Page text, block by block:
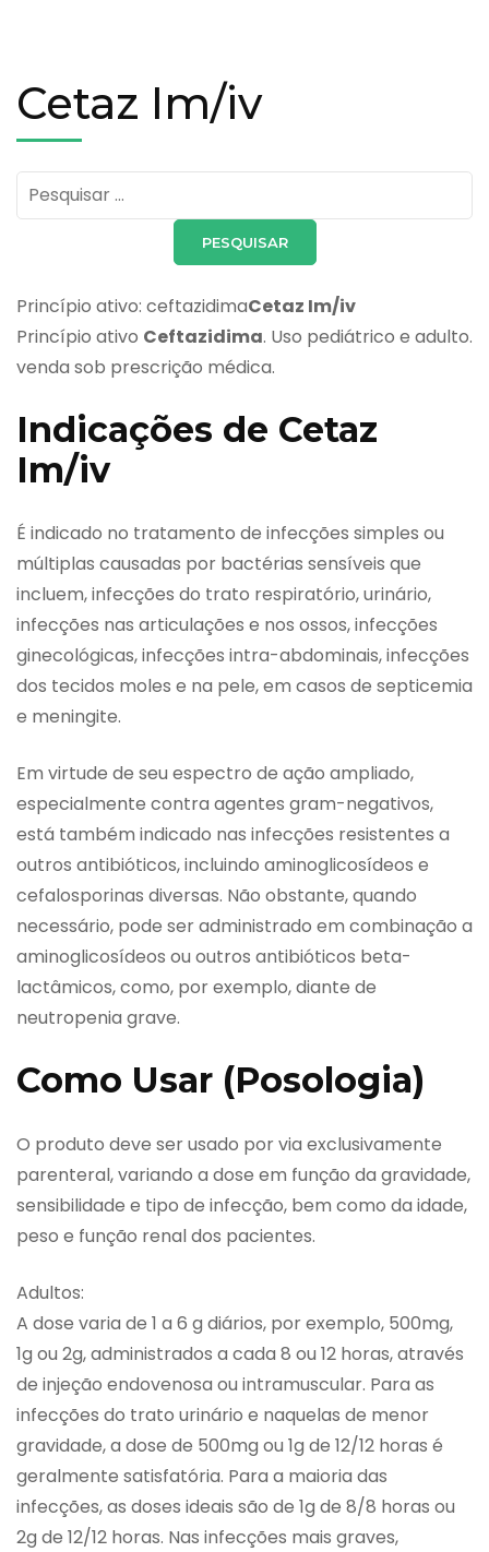
Cetaz Im/iv
Pesquisar
por:
Princípio ativo: ceftazidimaCetaz Im/iv
Princípio ativo Ceftazidima. Uso pediátrico e adulto.
venda sob prescrição médica.
Indicações de Cetaz
Im/iv
É indicado no tratamento de infecções simples ou
múltiplas causadas por bactérias sensíveis que
incluem, infecções do trato respiratório, urinário,
infecções nas articulações e nos ossos, infecções
ginecológicas, infecções intra-abdominais, infecções
dos tecidos moles e na pele, em casos de septicemia
e meningite.
Em virtude de seu espectro de ação ampliado,
especialmente contra agentes gram-negativos,
está também indicado nas infecções resistentes a
outros antibióticos, incluindo aminoglicosídeos e
cefalosporinas diversas. Não obstante, quando
necessário, pode ser administrado em combinação a
aminoglicosídeos ou outros antibióticos beta-
lactâmicos, como, por exemplo, diante de
neutropenia grave.
Como Usar (Posologia)
O produto deve ser usado por via exclusivamente
parenteral, variando a dose em função da gravidade,
sensibilidade e tipo de infecção, bem como da idade,
peso e função renal dos pacientes.
Adultos:
A dose varia de 1 a 6 g diários, por exemplo, 500mg,
1g ou 2g, administrados a cada 8 ou 12 horas, através
de injeção endovenosa ou intramuscular. Para as
infecções do trato urinário e naquelas de menor
gravidade, a dose de 500mg ou 1g de 12/12 horas é
geralmente satisfatória. Para a maioria das
infecções, as doses ideais são de 1g de 8/8 horas ou
2g de 12/12 horas. Nas infecções mais graves,